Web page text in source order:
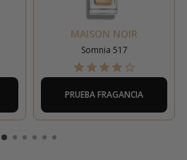
MAISON NOIR
Somnia 517
PRUEBA FRAGANCIA